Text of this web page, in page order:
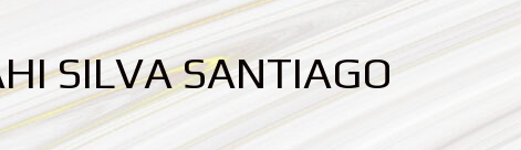
SILVA SANTIAGO